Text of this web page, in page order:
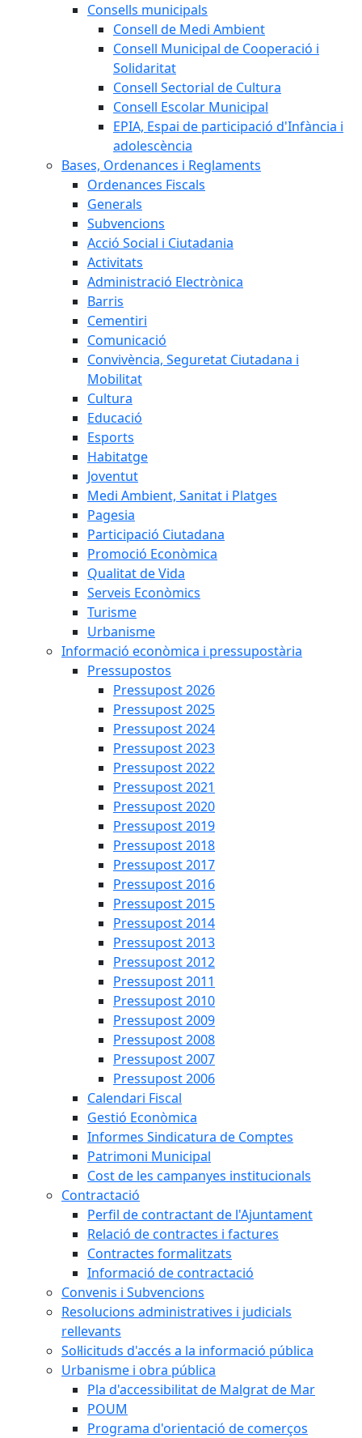
Consells municipals
Consell de Medi Ambient
Consell Municipal de Cooperació i
Solidaritat
Consell Sectorial de Cultura
Consell Escolar Municipal
EPIA, Espai de participació d'Infància i
adolescència
Bases, Ordenances i Reglaments
Ordenances Fiscals
Generals
Subvencions
Acció Social i Ciutadania
Activitats
Administració Electrònica
Barris
Cementiri
Comunicació
Convivència, Seguretat Ciutadana i
Mobilitat
Cultura
Educació
Esports
Habitatge
Joventut
Medi Ambient, Sanitat i Platges
Pagesia
Participació Ciutadana
Promoció Econòmica
Qualitat de Vida
Serveis Econòmics
Turisme
Urbanisme
Informació econòmica i pressupostària
Pressupostos
Pressupost 2026
Pressupost 2025
Pressupost 2024
Pressupost 2023
Pressupost 2022
Pressupost 2021
Pressupost 2020
Pressupost 2019
Pressupost 2018
Pressupost 2017
Pressupost 2016
Pressupost 2015
Pressupost 2014
Pressupost 2013
Pressupost 2012
Pressupost 2011
Pressupost 2010
Pressupost 2009
Pressupost 2008
Pressupost 2007
Pressupost 2006
Calendari Fiscal
Gestió Econòmica
Informes Sindicatura de Comptes
Patrimoni Municipal
Cost de les campanyes institucionals
Contractació
Perfil de contractant de l'Ajuntament
Relació de contractes i factures
Contractes formalitzats
Informació de contractació
Convenis i Subvencions
Resolucions administratives i judicials
rellevants
Sol·licituds d'accés a la informació pública
Urbanisme i obra pública
Pla d'accessibilitat de Malgrat de Mar
POUM
Programa d'orientació de comerços